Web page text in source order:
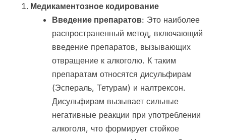
Медикаментозное кодирование
Введение препаратов: Это наиболее
распространенный метод, включающий
введение препаратов, вызывающих
отвращение к алкоголю. К таким
препаратам относятся дисульфирам
(Эспераль, Тетурам) и налтрексон.
Дисульфирам вызывает сильные
негативные реакции при употреблении
алкоголя, что формирует стойкое